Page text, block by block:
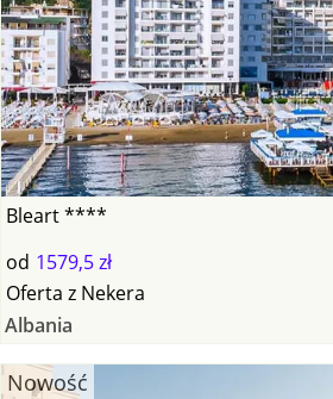
Bleart ****
od 1579,5 zł
Oferta z Nekera
Albania
Nowość